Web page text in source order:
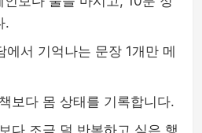
.
에서 기억나는 문장 1개만 메
보다 몸 상태를 기록합니다.
다 조금 덜 반복하고 싶은 행